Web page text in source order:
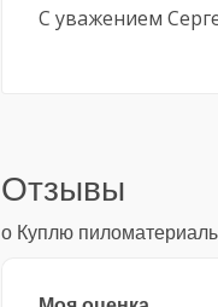
С уважением
Отзывы
о Куплю